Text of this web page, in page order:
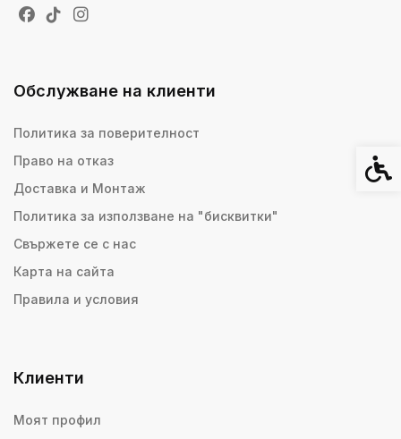
Обслужване на клиенти
Политика за поверителност
Право на отказ
Доставка и Монтаж
Политика за използване на "бисквитки"
Свържете се с нас
Карта на сайта
Правила и условия
Клиенти
Моят профил